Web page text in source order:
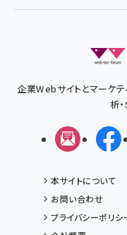
企業Webサイトとマーケ
析
メルマガ
本サイトについて
お問い合わせ
プライバシーポリシ